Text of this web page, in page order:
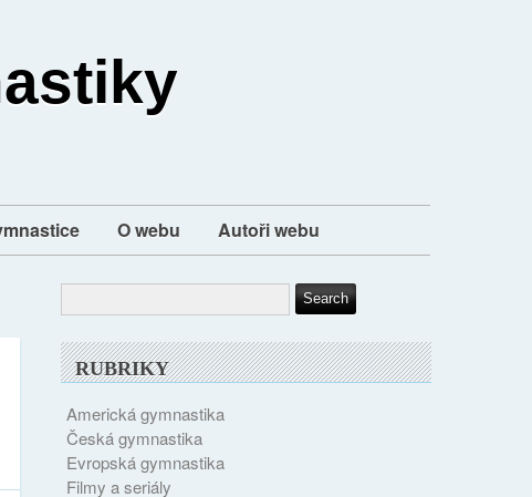
O webu Autoři webu
RUBRIKY
Americká gymnastika
Česká gymnastika
Evropská gymnastika
Filmy a seriály